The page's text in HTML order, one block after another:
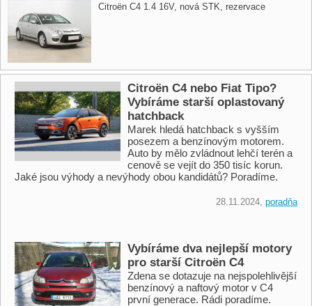
Citroën C4 1.4 16V,​ nová STK,​ rezervace
Citroën C4 nebo Fiat Tipo?
Vybíráme starší oplastovaný
hatchback
Marek hledá hatchback s vyšším
posezem a benzínovým motorem.
Auto by mělo zvládnout lehčí terén a
cenově se vejít do 350 tisíc korun.
Jaké jsou výhody a nevýhody obou kandidátů? Poradíme.
28.11.2024, poradňa
Vybíráme dva nejlepší motory
pro starší Citroën C4
Zdena se dotazuje na nejspolehlivější
benzínový a naftový motor v C4
první generace. Rádi poradíme.